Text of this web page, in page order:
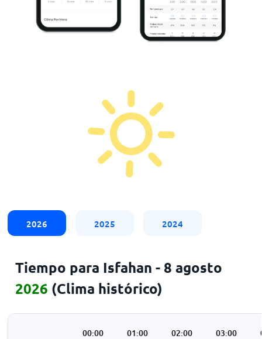
2026 2025 2024
Tiempo para Isfahan - 8 agosto
2026 (Clima histórico)
00:00 01:00 02:00 03:00